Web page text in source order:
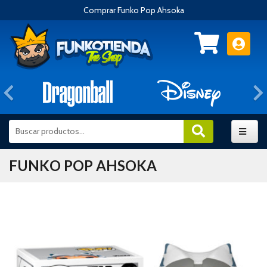
Comprar Funko Pop Ahsoka
Anterior
FUNKO POP AHSOKA